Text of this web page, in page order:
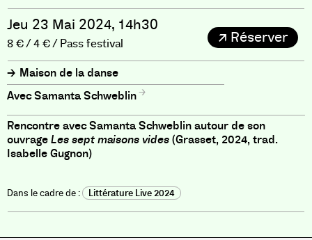
Jeu 23 Mai 2024, 14h30
8 € / 4 € / Pass festival Réserver
Maison de la danse
Samanta Schweblin
Rencontre avec Samanta Schweblin autour de son
ouvrageLes sept maisons vides(Grasset, 2024, trad.
Isabelle Gugnon)
Littérature Live 2024